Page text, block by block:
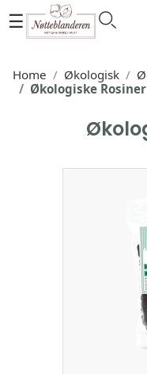
☰
Home Økologisk
Økologiske Rosiner